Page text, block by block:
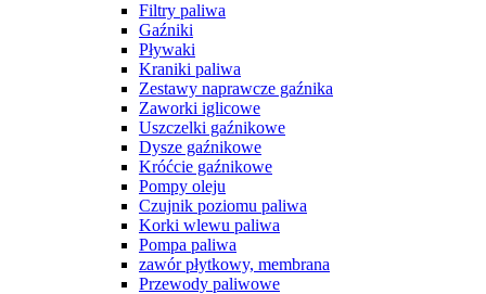
Filtry paliwa
Gaźniki
Pływaki
Kraniki paliwa
Zestawy naprawcze gaźnika
Zaworki iglicowe
Uszczelki gaźnikowe
Dysze gaźnikowe
Króćcie gaźnikowe
Pompy oleju
Czujnik poziomu paliwa
Korki wlewu paliwa
Pompa paliwa
zawór płytkowy, membrana
Przewody paliwowe